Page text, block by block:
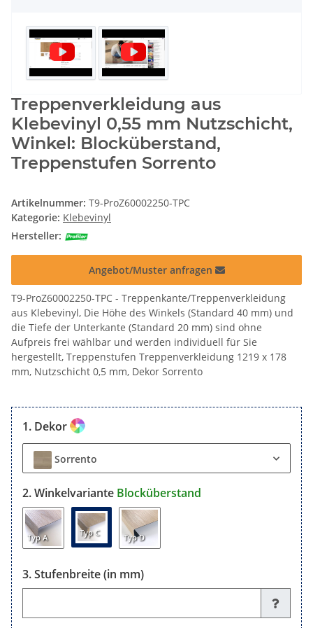
Treppenverkleidung aus
Klebevinyl 0,55 mm Nutzschicht,
Winkel: Blocküberstand,
Treppenstufen Sorrento
Artikelnummer: T9-ProZ60002250-TPC
Kategorie: Klebevinyl
Hersteller:
Angebot/Muster anfragen
T9-ProZ60002250-TPC - Treppenkante/Treppenverkleidung
aus Klebevinyl, Die Höhe des Winkels (Standard 40 mm) und
die Tiefe der Unterkante (Standard 20 mm) sind ohne
Aufpreis frei wählbar und werden individuell für Sie
hergestellt, Treppenstufen Treppenverkleidung 1219 x 178
mm, Nutzschicht 0,5 mm, Dekor Sorrento
Dekor
Sorrento
Winkelvariante Blocküberstand
Typ A Typ C Typ D
Stufenbreite (in mm)